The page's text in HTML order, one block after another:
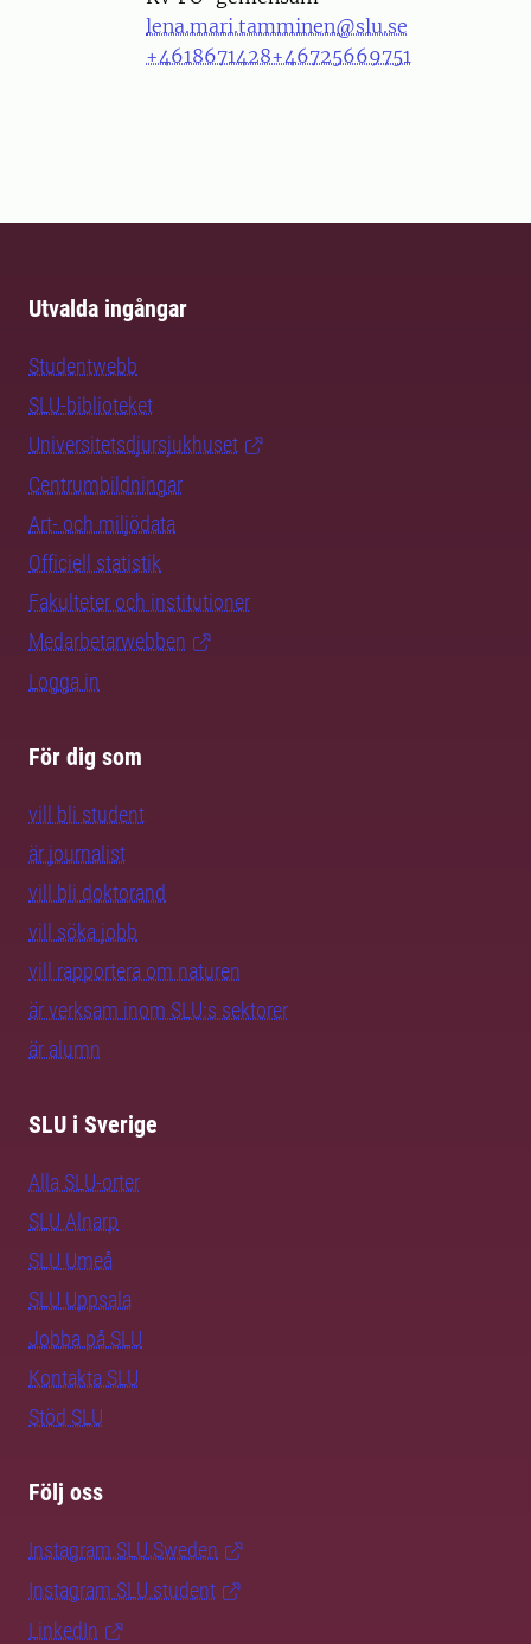
lena.mari.tamminen@slu.se
+4618671428+46725669751
Utvalda ingångar
Studentwebb
SLU-biblioteket
Universitetsdjursjukhuset
Centrumbildningar
Art- och miljödata
Officiell statistik
Fakulteter och institutioner
Medarbetarwebben
Logga in
För dig som
vill bli student
är journalist
vill bli doktorand
vill söka jobb
vill rapportera om naturen
är verksam inom SLU:s sektorer
är alumn
SLU i Sverige
Alla SLU-orter
SLU Alnarp
SLU Umeå
SLU Uppsala
Jobba på SLU
Kontakta SLU
Stöd SLU
Följ oss
Instagram SLU.Sweden
Instagram SLU.student
LinkedIn